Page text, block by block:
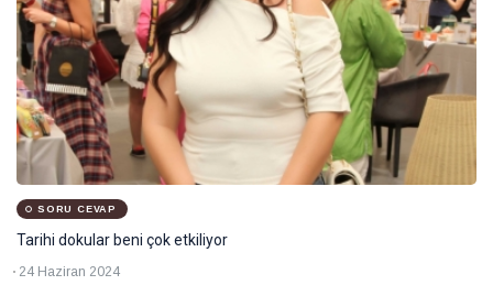
SORU CEVAP
Tarihi dokular beni çok etkiliyor
24 Haziran 2024